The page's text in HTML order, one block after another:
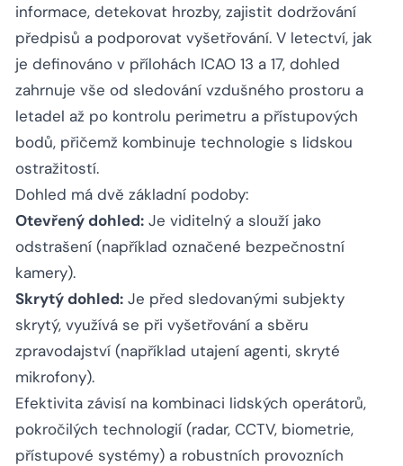
informace, detekovat hrozby, zajistit dodržování
předpisů a podporovat vyšetřování. V letectví, jak
je definováno v přílohách ICAO 13 a 17, dohled
zahrnuje vše od sledování vzdušného prostoru a
letadel až po kontrolu perimetru a přístupových
bodů, přičemž kombinuje technologie s lidskou
ostražitostí.
Dohled má dvě základní podoby:
Otevřený dohled: Je viditelný a slouží jako
odstrašení (například označené bezpečnostní
kamery).
Skrytý dohled: Je před sledovanými subjekty
skrytý, využívá se při vyšetřování a sběru
zpravodajství (například utajení agenti, skryté
mikrofony).
Efektivita závisí na kombinaci lidských operátorů,
pokročilých technologií (radar, CCTV, biometrie,
přístupové systémy) a robustních provozních